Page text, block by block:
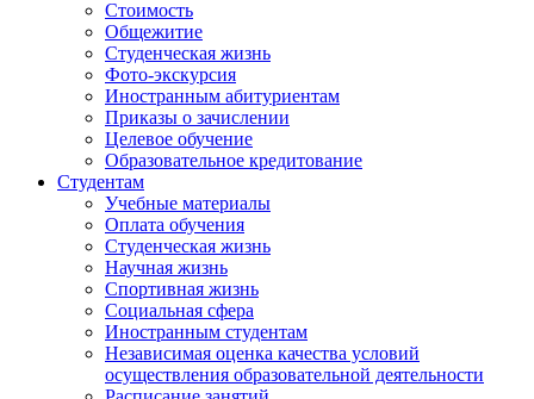
Стоимость
Общежитие
Студенческая жизнь
Фото-экскурсия
Иностранным абитуриентам
Приказы о зачислении
Целевое обучение
Образовательное кредитование
Студентам
Учебные материалы
Оплата обучения
Студенческая жизнь
Научная жизнь
Спортивная жизнь
Социальная сфера
Иностранным студентам
Независимая оценка качества условий
осуществления образовательной деятельности